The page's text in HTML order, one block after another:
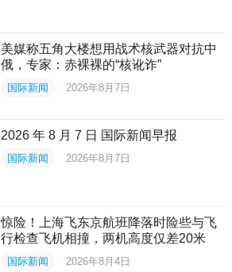
美媒称五角大楼想用战术核武器对抗中
俄，专家：赤裸裸的“核讹诈”
国际新闻 2026年8月7日
2026 年 8 月 7 日 国际新闻早报
国际新闻 2026年8月7日
惊险！上海飞东京航班降落时险些与飞
行检查飞机相撞，两机高度仅差20米
国际新闻 2026年8月4日